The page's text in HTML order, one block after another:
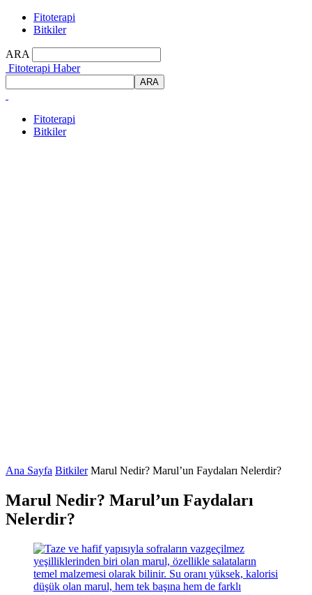
Fitoterapi
Bitkiler
ARA
Fitoterapi Haber
Fitoterapi
Bitkiler
Ana Sayfa Bitkiler Marul Nedir? Marul’un Faydaları Nelerdir?
Marul Nedir? Marul’un Faydaları
Nelerdir?